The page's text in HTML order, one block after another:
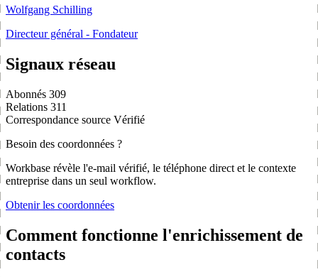
Wolfgang Schilling
Directeur général - Fondateur
Signaux réseau
Abonnés 309
Relations 311
Correspondance source Vérifié
Besoin des coordonnées ?
Workbase révèle l'e-mail vérifié, le téléphone direct et le contexte
entreprise dans un seul workflow.
Obtenir les coordonnées
Comment fonctionne l'enrichissement de
contacts